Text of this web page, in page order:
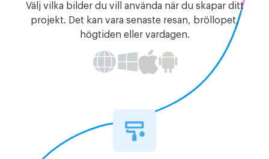
Välj vilka bilder du vill använda när du skapar ditt
projekt. Det kan vara senaste resan, bröllopet,
högtiden eller vardagen.